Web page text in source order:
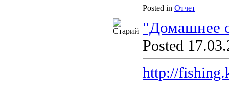
Posted in Отчет
"Домашнее
Posted
http://